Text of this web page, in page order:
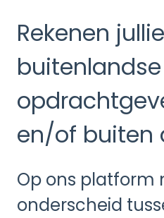
Rekenen
buitenlandse
en/of buiten
Op ons platform
onderscheid